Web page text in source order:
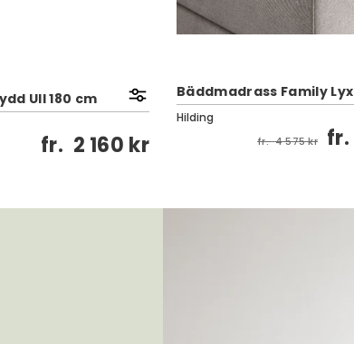
Ull 180 cm
fr. 2 160 kr
Bäddmadrass Family Lyx
Hilding
fr. 4 575 kr fr.